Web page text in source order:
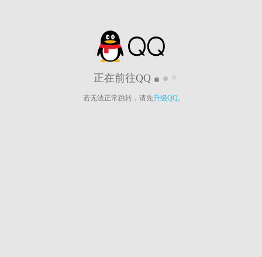
正在前往QQ
若无法正常跳转，请先升级QQ。